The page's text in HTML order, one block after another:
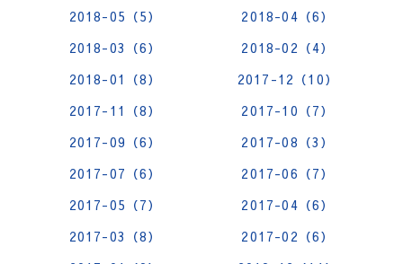
2018-05（5）
2018-04（6）
2018-03（6）
2018-02（4）
2018-01（8）
2017-12（10）
2017-11（8）
2017-10（7）
2017-09（6）
2017-08（3）
2017-07（6）
2017-06（7）
2017-05（7）
2017-04（6）
2017-03（8）
2017-02（6）